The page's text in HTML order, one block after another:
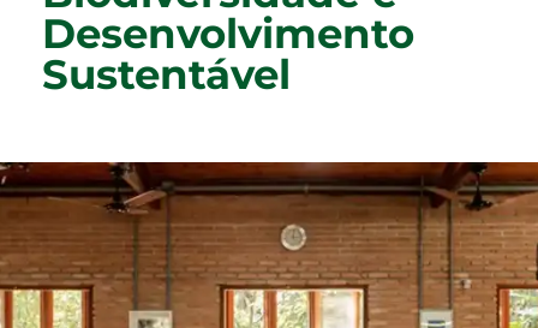
Desenvolvimento
Sustentável